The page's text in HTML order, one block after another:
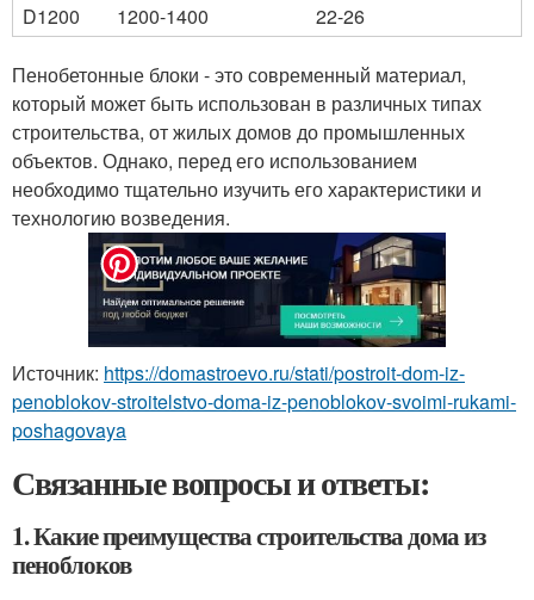
D1200
1200-1400 22-26
Пенобетонные блоки - это современный материал,
который может быть использован в различных типах
строительства, от жилых домов до промышленных
объектов. Однако, перед его использованием
необходимо тщательно изучить его характеристики и
технологию возведения.
Источник: https://domastroevo.ru/stati/postroit-dom-iz-
penoblokov-stroitelstvo-doma-iz-penoblokov-svoimi-rukami-
poshagovaya
Связанные вопросы и ответы:
1. Какие преимущества строительства дома из
пеноблоков